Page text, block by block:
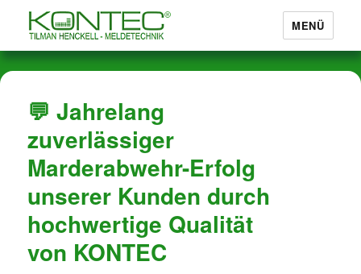
Marderabwehr von KONTEC®
MENÜ
💬 Jahrelang
zuverlässiger
Marderabwehr-Erfolg
unserer Kunden durch
hochwertige Qualität
von KONTEC